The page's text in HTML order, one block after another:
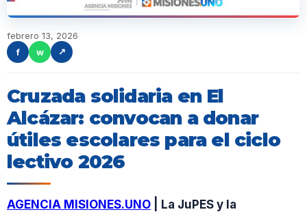
febrero 13, 2026
f
w ↗
Cruzada solidaria en El
Alcázar: convocan a donar
útiles escolares para el ciclo
lectivo 2026
AGENCIA MISIONES.UNO | La JuPES y la